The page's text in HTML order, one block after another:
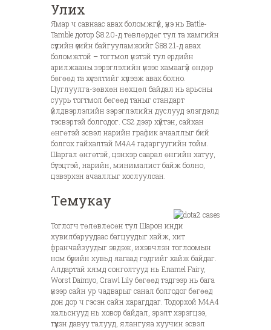
Улих
Ямар ч савнаас авах боломжгүй, үнэ нь Battle-
Tamble дотор $8.20-д төвлөрдөг тул та хамгийн
сүүлийн үеийн байгууламжийг $88.21-д авах
боломжтой – тогтмол үнэтэй тул ердийн
арилжааны зэрэглэлийн үнээс хамаагүй өндөр
бөгөөд та хүсэлтийг хүлээж авах болно.
Цуглуулга-зөвхөн нөхцөл байдал нь арьсны
суурь тогтмол бөгөөд таныг стандарт
үйлдвэрлэлийн зэрэглэлийн дуслууд элэгдэлд
тэсвэртэй болгодог. CS2 дээр хүйтэн, сайхан
өнгөтэй эсвэл нарийн график ачааллыг бий
болгох гайхалтай M4A4 гадаргуугийн тойм.
Шаргал өнгөтэй, цэнхэр саарал өнгийн хатуу,
бүтэцтэй, нарийн, минималист байж болно,
цэвэрхэн ачааллыг хослуулсан.
Темукау
Тоглогч төлөвлөсөн тул Шарон инди
хувилбаруудаас багцуудыг хайж, хит
франчайзуудыг эвдэж, ихэвчлэн тоглоомын
ном бүрийн хувьд яагаад гэдгийг хайж байдаг.
Алдартай хямд сонголтууд нь Enamel Fairy,
Worst Daimyo, Crawl Lily бөгөөд тэдгээр нь бага
үнээр сайн ур чадварыг санал болгодог бөгөөд
дон дор ч гэсэн сайн харагддаг. Тодорхой M4A4
хальснууд нь ховор байдал, эрэлт хэрэгцээ,
түүхэн давуу талууд, ялангуяа хуучин эсвэл